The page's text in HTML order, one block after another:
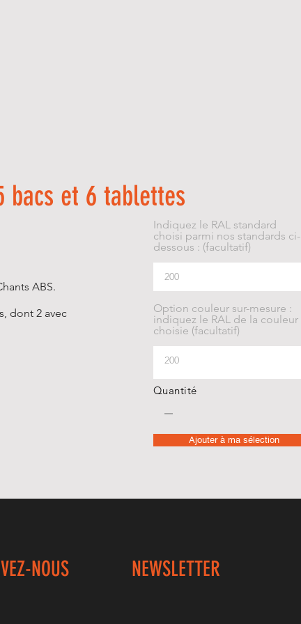
bacs et 6 tablettes
ABS.
dont 2 avec
Indiquez le RAL standard
choisi parmi nos standards ci-
dessous : (facultatif)
Option couleur sur-mesure :
indiquez le RAL de la couleur
choisie (facultatif)
Quantité
Ajouter à ma sélection
NOUS NEWSLETTER